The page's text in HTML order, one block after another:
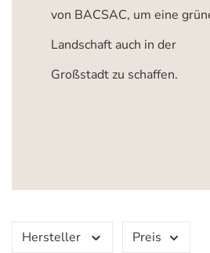
von BACSAC, um eine
Landschaft auch in der
Großstadt zu schaffen.
Hersteller Preis